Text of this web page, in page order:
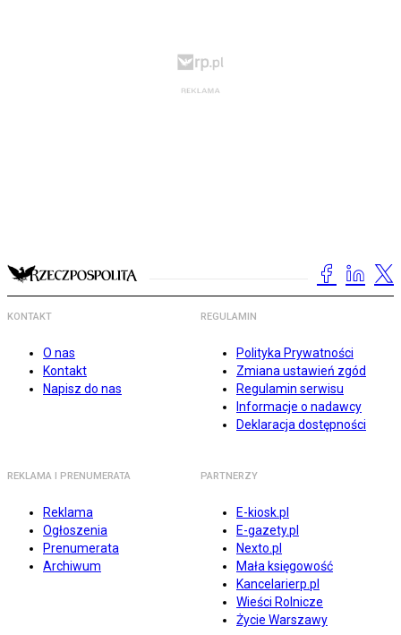
KONTAKT
O nas
Kontakt
Napisz do nas
REGULAMIN
Polityka Prywatności
Zmiana ustawień zgód
Regulamin serwisu
Informacje o nadawcy
Deklaracja dostępności
REKLAMA I PRENUMERATA
Reklama
Ogłoszenia
Prenumerata
Archiwum
PARTNERZY
E-kiosk.pl
E-gazety.pl
Nexto.pl
Mała księgowość
Kancelarierp.pl
Wieści Rolnicze
Życie Warszawy